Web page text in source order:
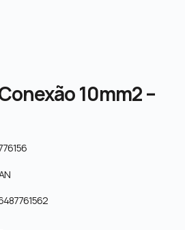
10mm2 –